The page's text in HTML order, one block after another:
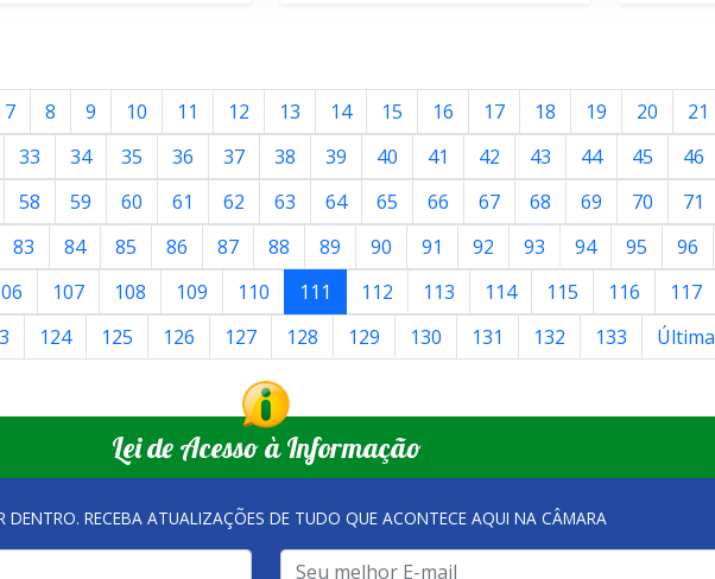
7 8 9 10 11 12 13 14 15 16 17 18 19 20 21
33 34 35 36 37 38 39 40 41 42 43 44 45 46
58 59 60 61 62 63 64 65 66 67 68 69 70 71
83 84 85 86 87 88 89 90 91 92 93 94 95 96
107 108 109 110 111 112 113 114 115 116 117
124 125 126 127 128 129 130 131 132 133 Última
Lei de Acesso à Informação
DENTRO. RECEBA ATUALIZAÇÕES DE TUDO QUE ACONTECE AQUI NA CÂMARA